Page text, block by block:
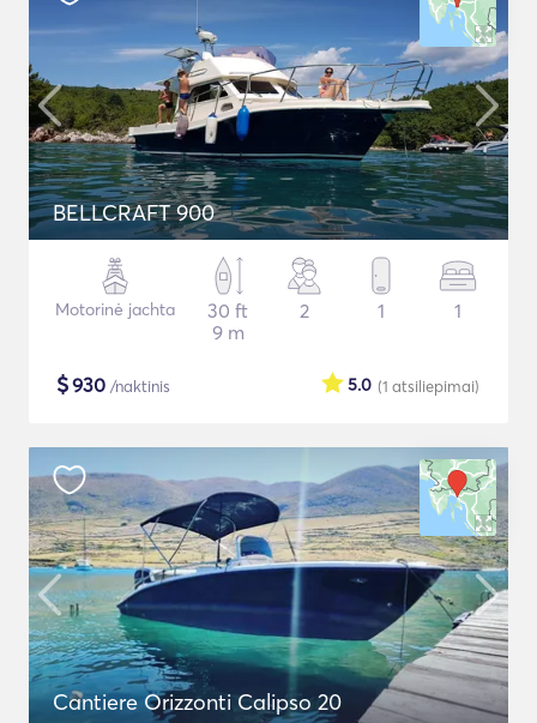
BELLCRAFT 900
Motorinė jachta
30 ft
9 m
2 1 1
$930 /naktinis (1 atsiliepimai)
5.0
Cantiere Orizzonti Calipso 20